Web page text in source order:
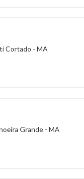
Cortado - MA
Grande - MA